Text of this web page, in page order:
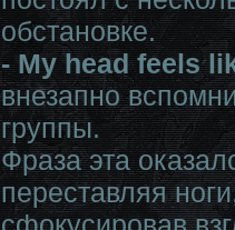
обстановке.
- My head feels
внезапно
группы.
Фраза эта
переставляя